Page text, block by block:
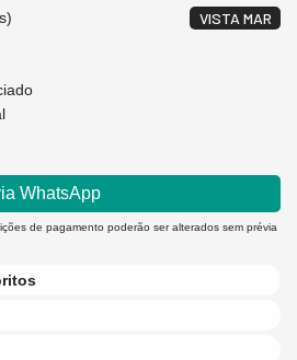
VISTA MAR
WhatsApp
de pagamento poderão ser alterados sem prévia